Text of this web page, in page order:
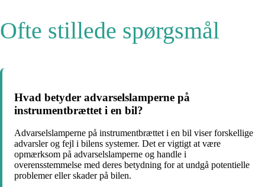
Ofte stillede spørgsmål
Hvad betyder advarselslamperne på
instrumentbrættet i en bil?
Advarselslamperne på instrumentbrættet i en bil viser forskellige
advarsler og fejl i bilens systemer. Det er vigtigt at være
opmærksom på advarselslamperne og handle i
overensstemmelse med deres betydning for at undgå potentielle
problemer eller skader på bilen.